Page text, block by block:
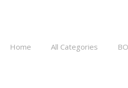
Home All Categories